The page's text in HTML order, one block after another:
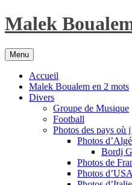
Aller
au
Malek
Menu
Accueil
Malek Boualem en 2 mots
Divers
Groupe de Musique
Football
Photos des pays où
Photos
Bordj
Photos de
Photos d’USA